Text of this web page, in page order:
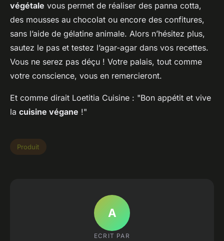
végétale vous permet de réaliser des panna cotta,
des mousses au chocolat ou encore des confitures,
sans l’aide de gélatine animale. Alors n’hésitez plus,
sautez le pas et testez l’agar-agar dans vos recettes.
Vous ne serez pas déçu ! Votre palais, tout comme
votre conscience, vous en remercieront.
Et comme dirait Loetitia Cuisine : "Bon appétit et vive
la cuisine végane !"
Produit
A
ECRIT PAR